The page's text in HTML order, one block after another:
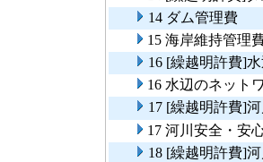
14 ダム管理費
15 海岸維持管理
16 [繰越明許費]
16 水辺のネット
17 [繰越明許費]
17 河川安全・安
18 [繰越明許費]